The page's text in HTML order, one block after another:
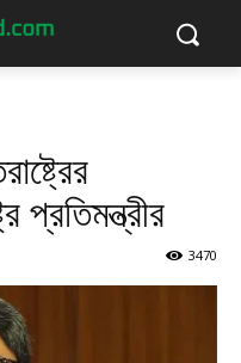
প্রতিমন্ত্রীর
3470